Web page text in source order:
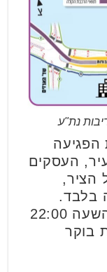
נת"ע
הפגיעה
העסקים
הציר,
בלבד.
הצוותים יעבדו בשטח החל מהשעה 22:00
05:00 לפנות בוקר